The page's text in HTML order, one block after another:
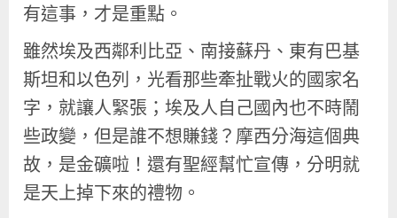
有這事，才是重點。
雖然埃及西鄰利比亞、南接蘇丹、東有巴基
斯坦和以色列，光看那些牽扯戰火的國家名
字，就讓人緊張；埃及人自己國內也不時鬧
些政變，但是誰不想賺錢？摩西分海這個典
故，是金礦啦！還有聖經幫忙宣傳，分明就
是天上掉下來的禮物。